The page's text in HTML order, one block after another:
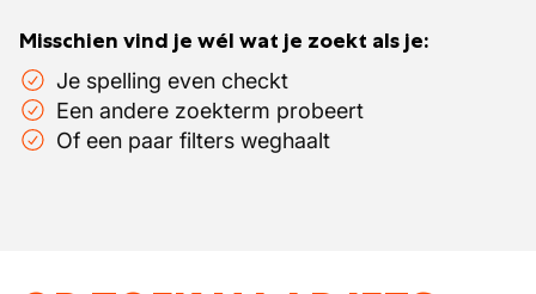
Misschien vind je wél wat je zoekt als je:
Je spelling even checkt
Een andere zoekterm probeert
Of een paar filters weghaalt